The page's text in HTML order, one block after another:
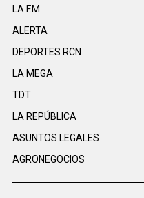
LA F.M.
ALERTA
DEPORTES RCN
LA MEGA
TDT
LA REPÚBLICA
ASUNTOS LEGALES
AGRONEGOCIOS